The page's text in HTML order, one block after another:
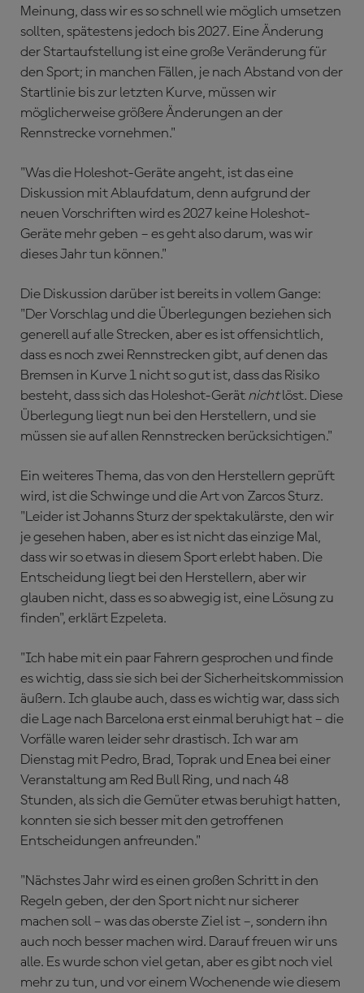
Meinung, dass wir es so schnell wie möglich umsetzen
sollten, spätestens jedoch bis 2027. Eine Änderung
der Startaufstellung ist eine große Veränderung für
den Sport; in manchen Fällen, je nach Abstand von der
Startlinie bis zur letzten Kurve, müssen wir
möglicherweise größere Änderungen an der
Rennstrecke vornehmen."
"Was die Holeshot-Geräte angeht, ist das eine
Diskussion mit Ablaufdatum, denn aufgrund der
neuen Vorschriften wird es 2027 keine Holeshot-
Geräte mehr geben – es geht also darum, was wir
dieses Jahr tun können."
Die Diskussion darüber ist bereits in vollem Gange:
"Der Vorschlag und die Überlegungen beziehen sich
generell auf alle Strecken, aber es ist offensichtlich,
dass es noch zwei Rennstrecken gibt, auf denen das
Bremsen in Kurve 1 nicht so gut ist, dass das Risiko
besteht, dass sich das Holeshot-Gerät nichtlöst. Diese
Überlegung liegt nun bei den Herstellern, und sie
müssen sie auf allen Rennstrecken berücksichtigen."
Ein weiteres Thema, das von den Herstellern geprüft
wird, ist die Schwinge und die Art von Zarcos Sturz.
"Leider ist Johanns Sturz der spektakulärste, den wir
je gesehen haben, aber es ist nicht das einzige Mal,
dass wir so etwas in diesem Sport erlebt haben. Die
Entscheidung liegt bei den Herstellern, aber wir
glauben nicht, dass es so abwegig ist, eine Lösung zu
finden", erklärt Ezpeleta.
"Ich habe mit ein paar Fahrern gesprochen und finde
es wichtig, dass sie sich bei der Sicherheitskommission
äußern. Ich glaube auch, dass es wichtig war, dass sich
die Lage nach Barcelona erst einmal beruhigt hat – die
Vorfälle waren leider sehr drastisch. Ich war am
Dienstag mit Pedro, Brad, Toprak und Enea bei einer
Veranstaltung am Red Bull Ring, und nach 48
Stunden, als sich die Gemüter etwas beruhigt hatten,
konnten sie sich besser mit den getroffenen
Entscheidungen anfreunden."
"Nächstes Jahr wird es einen großen Schritt in den
Regeln geben, der den Sport nicht nur sicherer
machen soll – was das oberste Ziel ist –, sondern ihn
auch noch besser machen wird. Darauf freuen wir uns
alle. Es wurde schon viel getan, aber es gibt noch viel
mehr zu tun, und vor einem Wochenende wie diesem